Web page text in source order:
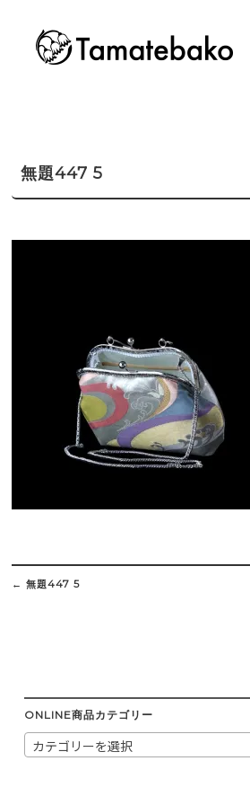
無題447 5
Post
navigation
← 無題447 5
ONLINE商品カテゴリー
カテゴリーを選択